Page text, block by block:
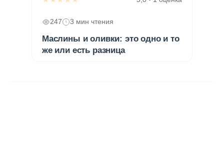
247 3 мин чтения
Маслины и оливки: это одно и то
же или есть разница